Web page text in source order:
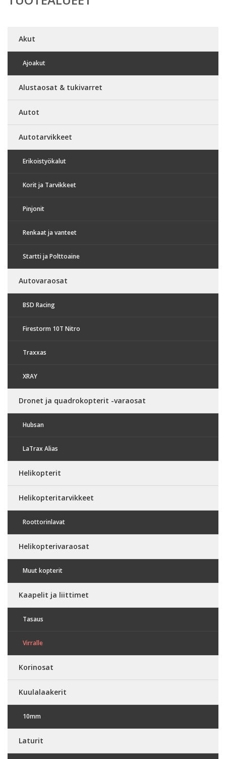
Akut
Ajoakut
Alustaosat & tukivarret
Autot
Autotarvikkeet
Erikoistyökalut
Korit ja Tarvikkeet
Pinjonit
Renkaat ja vanteet
Startti ja Polttoaine
Autovaraosat
BSD Racing
Firestorm 10T Nitro
Traxxas
XRAY
Dronet ja quadrokopterit -varaosat
Hubsan
LaTrax Alias
Helikopterit
Helikopteritarvikkeet
Roottorinlavat
Helikopterivaraosat
Muut kopterit
Kaapelit ja liittimet
Tasaus
Virralle
Korinosat
Kuulalaakerit
10mm
Laturit